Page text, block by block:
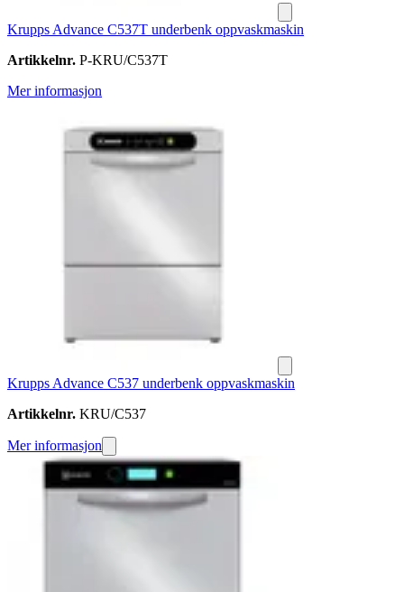
Krupps Advance C537T underbenk oppvaskmaskin
Artikkelnr. P-KRU/C537T
Mer informasjon
Krupps Advance C537 underbenk oppvaskmaskin
Artikkelnr. KRU/C537
Mer informasjon